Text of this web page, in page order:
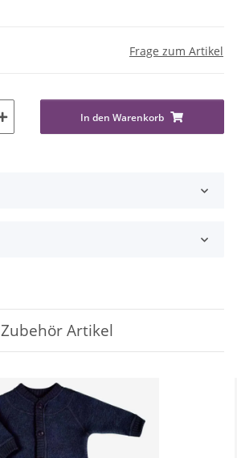
Frage zum Artikel
In den Warenkorb
Zubehör Artikel